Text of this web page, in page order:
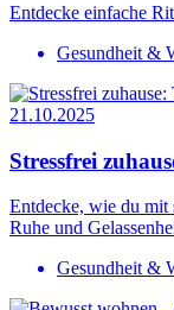
Entdecke einfache
Gesundheit &
21.10.2025
Stressfrei
Entdecke, wie du mit
Ruhe und
Gesundheit &